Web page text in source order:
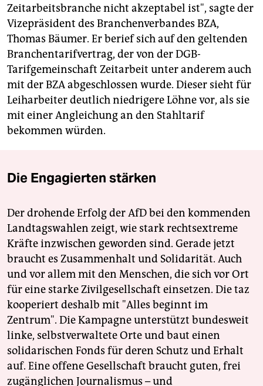
Zeitarbeitsbranche nicht akzeptabel ist", sagte der
Vizepräsident des Branchenverbandes BZA,
Thomas Bäumer. Er berief sich auf den geltenden
Branchentarifvertrag, der von der DGB-
Tarifgemeinschaft Zeitarbeit unter anderem auch
mit der BZA abgeschlossen wurde. Dieser sieht für
Leiharbeiter deutlich niedrigere Löhne vor, als sie
mit einer Angleichung an den Stahltarif
bekommen würden.
Die Engagierten stärken
Der drohende Erfolg der AfD bei den kommenden
Landtagswahlen zeigt, wie stark rechtsextreme
Kräfte inzwischen geworden sind. Gerade jetzt
braucht es Zusammenhalt und Solidarität. Auch
und vor allem mit den Menschen, die sich vor Ort
für eine starke Zivilgesellschaft einsetzen. Die taz
kooperiert deshalb mit "Alles beginnt im
Zentrum". Die Kampagne unterstützt bundesweit
linke, selbstverwaltete Orte und baut einen
solidarischen Fonds für deren Schutz und Erhalt
auf. Eine offene Gesellschaft braucht guten, frei
zugänglichen Journalismus – und